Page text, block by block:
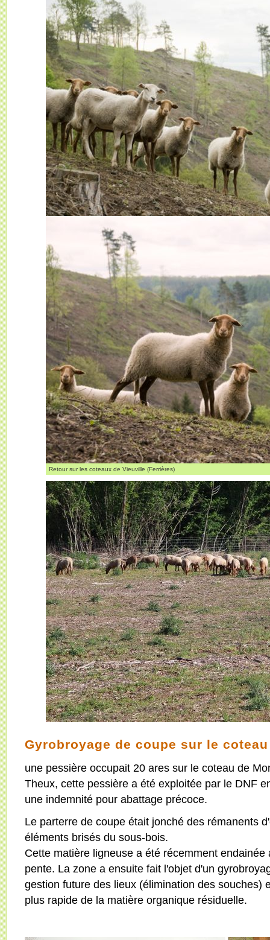
Retour sur les coteaux de Vieuville (Ferrières)
Gyrobroyage de coupe sur le
une pessière occupait 20 ares sur le coteau de
Theux, cette pessière a été exploitée par le DNF
une indemnité pour abattage précoce.
Le parterre de coupe était jonché des rémanents
éléments brisés du sous-bois.
Cette matière ligneuse a été récemment
pente. La zone a ensuite fait l'objet d'un
gestion future des lieux (élimination des souches)
plus rapide de la matière organique résiduelle.